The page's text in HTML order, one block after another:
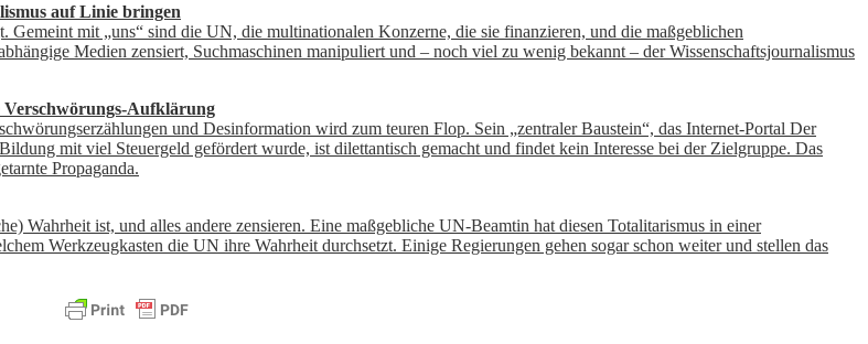
auf Linie bringen
mit „uns“ sind die UN, die multinationalen Konzerne, die sie finanzieren, und die maßgeblichen
Medien zensiert, Suchmaschinen manipuliert und – noch viel zu wenig bekannt – der Wissenschaftsjournalismus
Verschwörungs-Aufklärung
und Desinformation wird zum teuren Flop. Sein „zentraler Baustein“, das Internet-Portal Der
mit viel Steuergeld gefördert wurde, ist dilettantisch gemacht und findet kein Interesse bei der Zielgruppe. Das
Propaganda.
Wahrheit ist, und alles andere zensieren. Eine maßgebliche UN-Beamtin hat diesen Totalitarismus in einer
Werkzeugkasten die UN ihre Wahrheit durchsetzt. Einige Regierungen gehen sogar schon weiter und stellen das